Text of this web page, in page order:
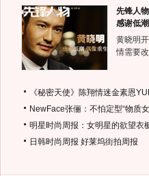
先锋人
感谢低
黄晓明
情需要
《秘密天使》陈翔情迷金素恩
NewFace张俪：不怕定型“物质
明星时尚周报：女明星的欲望衣
日韩时尚周报 好莱坞街拍周报